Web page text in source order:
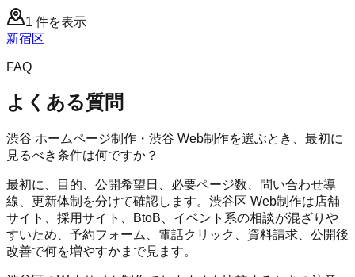
1 件を表示
新宿区
FAQ
よくある質問
渋谷 ホームページ制作・渋谷 Web制作を選ぶとき、最初に
見るべき条件は何ですか？
最初に、目的、公開希望日、必要ページ数、問い合わせ導
線、更新体制を分けて確認します。渋谷区 Web制作は店舗
サイト、採用サイト、BtoB、イベント系の相談が混ざりや
すいため、予約フォーム、電話クリック、資料請求、公開後
改善で何を増やすかまで見ます。